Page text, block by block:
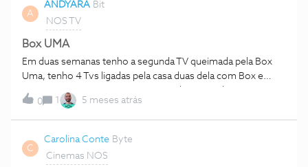
A
ANDYARA Bit
NOS TV
Box UMA
Em duas semanas tenho a segunda TV queimada pela Box
Uma, tenho 4 Tvs ligadas pela casa duas dela com Box e
apenas a Uma me queimou a segunda TV em duas semanas,
quero saber quando a operadora vai assumir a falha e pagar
pelo prejuízo, tenho serviço da Nos a 9 anos pagos
impecavelmente.
0 1 5 meses atrás
C
Carolina Conte Byte
Cinemas NOS